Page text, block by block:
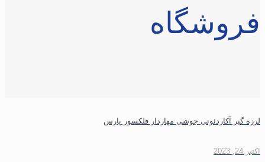
فروشگاه
لرزه گیر آکاردئونی جوشی مهاردار فلکسور پارس
اکتبر 24, 2023